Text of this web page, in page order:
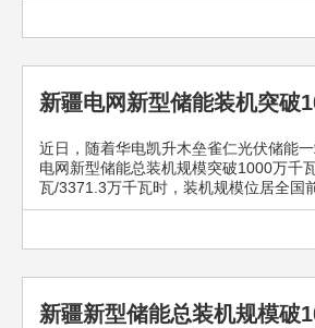
新疆电网新型储能装机突破
近日，随着华电凯升木垒雀仁光伏储能
电网新型储能总装机规模突破1000万千
瓦/3371.3万千瓦时，装机规模位居全国
新疆新型储能总装机规模破